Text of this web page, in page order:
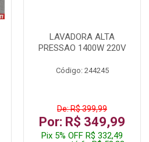
LAVADORA ALTA
PRESSAO 1400W 220V
Código: 244245
De: R$ 399,99
Por: R$ 349,99
Pix 5% OFF R$ 332,49